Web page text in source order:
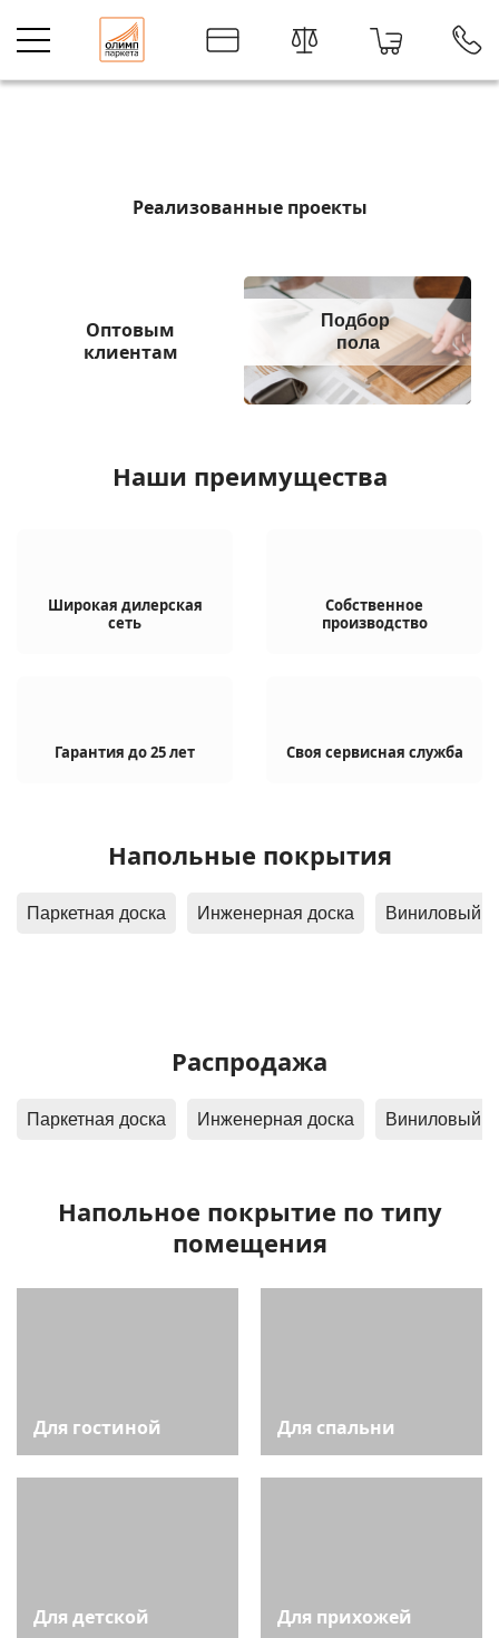
Интернет-магазин напольных
О нас
Реализованные проекты
Оптовым
клиентам
Подбор
пола
Наши преимущества
Широкая дилерская
сеть
Собственное
производство
Гарантия до 25 лет Своя сервисная служба
Напольные покрытия
Паркетная доска Инженерная доска
Распродажа
Паркетная доска Инженерная доска
Напольное покрытие по типу
помещения
Для гостиной Для спальни
Для детской Для прихожей